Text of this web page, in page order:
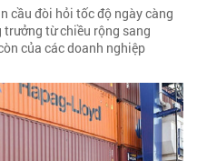
cầu đòi hỏi tốc độ ngày càng
từ chiều rộng sang
của các doanh nghiệp